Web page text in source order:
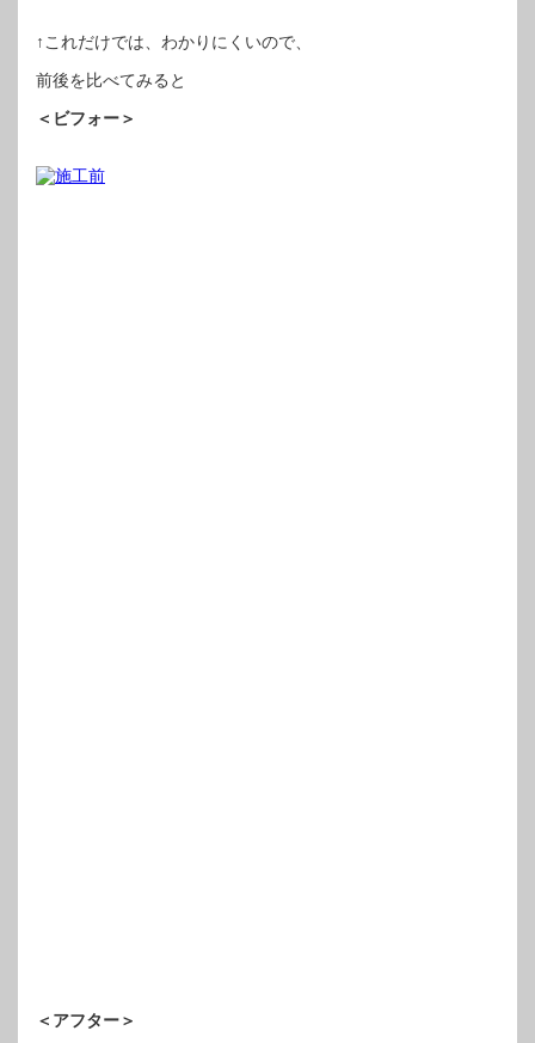
↑これだけでは、わかりにくいので、
前後を比べてみると
＜ビフォー＞
＜アフター＞